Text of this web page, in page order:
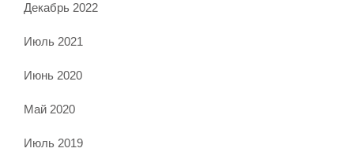
Декабрь 2022
Июль 2021
Июнь 2020
Май 2020
Июль 2019